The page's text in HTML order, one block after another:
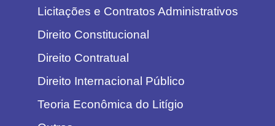
Licitações e Contratos Administrativos
Direito Constitucional
Direito Contratual
Direito Internacional Público
Teoria Econômica do Litígio